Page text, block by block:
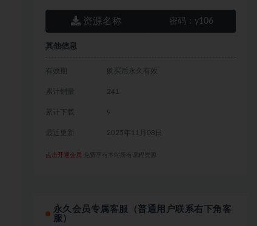
资源名称 密码： y106
其他信息
有效期 购买后永久有效
累计销量 241
累计下载 9
最近更新 2025年11月08日
点击开通会员 免费享有本站所有课程资源
永久会员专属客服（普通用户联系右下角客
服）